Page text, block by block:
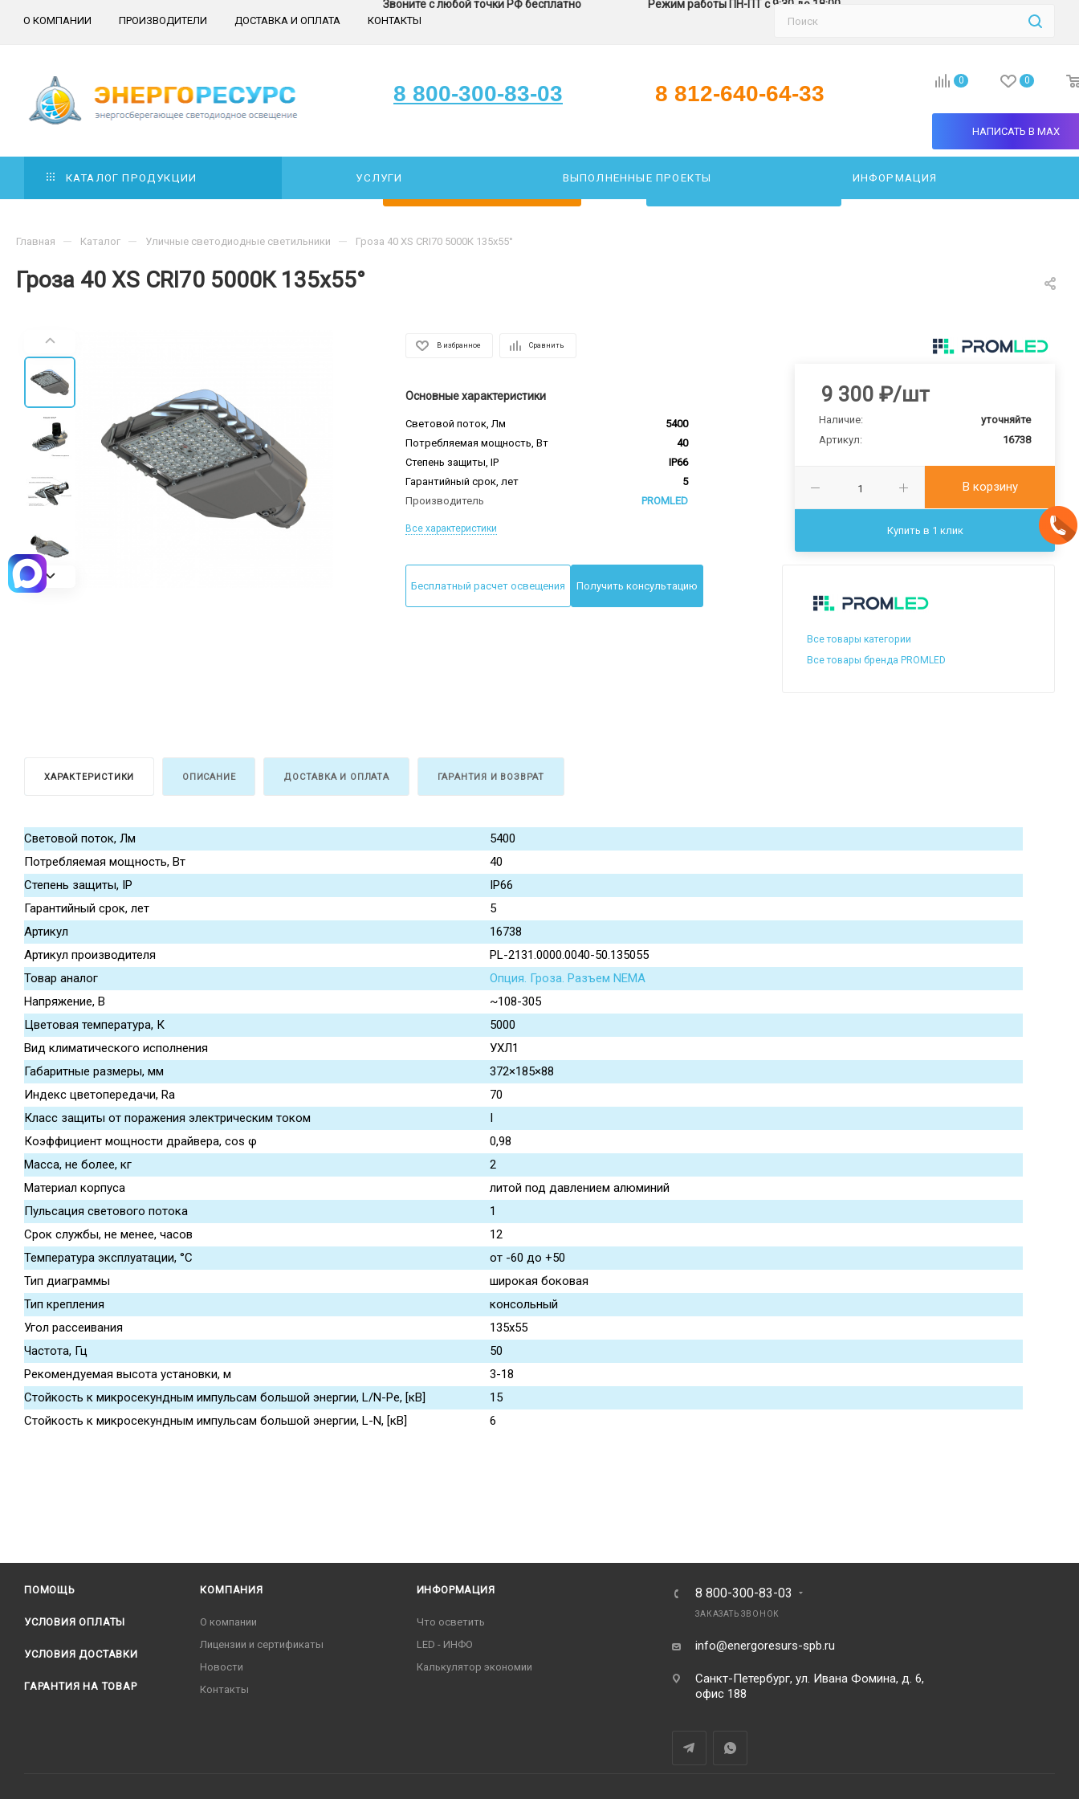
О КОМПАНИИ ПРОИЗВОДИТЕЛИ ДОСТАВКА И ОПЛАТА КОНТАКТЫ
Звоните с любой точки РФ бесплатно
8 800-300-83-03
Режим работы ПН-ПТ с 9:30 до 18:00
8 812-640-64-33
0 0
НАПИСАТЬ В MAX
КАТАЛОГ ПРОДУКЦИИ УСЛУГИ ВЫПОЛНЕННЫЕ ПРОЕКТЫ ИНФОРМАЦИЯ
Гроза 40 XS CRI70 5000К 135х55°
Главная — Каталог — Уличные светодиодные светильники — Гроза 40 XS CRI70 5000К 135х55°
В избранное Сравнить
Основные характеристики
Световой поток, Лм
5400
Потребляемая мощность, Вт
40
Степень защиты, IP
IP66
Гарантийный срок, лет
5
Производитель
PROMLED
Все характеристики
9 300 ₽/шт
Наличие:
уточняйте
Артикул:
16738
В корзину
Купить в 1 клик
Бесплатный расчет освещения Получить консультацию
Все товары категории
Все товары бренда PROMLED
ХАРАКТЕРИСТИКИ ОПИСАНИЕ ДОСТАВКА И ОПЛАТА ГАРАНТИЯ И ВОЗВРАТ
Световой поток, Лм
5400
Потребляемая мощность, Вт
40
Степень защиты, IP
IP66
Гарантийный срок, лет
5
Артикул
16738
Артикул производителя
PL-2131.0000.0040-50.135055
Товар аналог
Опция. Гроза. Разъем NEMA
Напряжение, В
~108-305
Цветовая температура, К
5000
Вид климатического исполнения
УХЛ1
Габаритные размеры, мм
372×185×88
Индекс цветопередачи, Ra
70
Класс защиты от поражения электрическим током
I
Коэффициент мощности драйвера, cos φ
0,98
Масса, не более, кг
2
Материал корпуса
литой под давлением алюминий
Пульсация светового потока
1
Срок службы, не менее, часов
12
Температура эксплуатации, °С
от -60 до +50
Тип диаграммы
широкая боковая
Тип крепления
консольный
Угол рассеивания
135x55
Частота, Гц
50
Рекомендуемая высота установки, м
3-18
Стойкость к микросекундным импульсам большой энергии, L/N-Pe, [кВ]
15
Стойкость к микросекундным импульсам большой энергии, L-N, [кВ]
6
ПОМОЩЬ
УСЛОВИЯ ОПЛАТЫ
УСЛОВИЯ ДОСТАВКИ
ГАРАНТИЯ НА ТОВАР
КОМПАНИЯ
О компании
Лицензии и сертификаты
Новости
Контакты
ИНФОРМАЦИЯ
Что осветить
LED - ИНФО
Калькулятор экономии
8 800-300-83-03
ЗАКАЗАТЬ ЗВОНОК
info@energoresurs-spb.ru
Санкт-Петербург, ул. Ивана Фомина, д. 6,
офис 188